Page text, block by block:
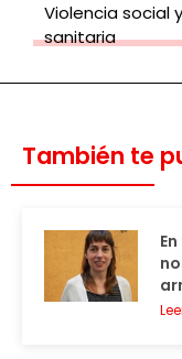
Violencia social
sanitaria
También te